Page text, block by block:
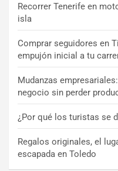
Recorrer Tenerife en
isla
Comprar seguidores en
empujón inicial a tu
Mudanzas
negocio sin perder
¿Por qué los turistas se
Regalos originales, el
escapada en Toledo